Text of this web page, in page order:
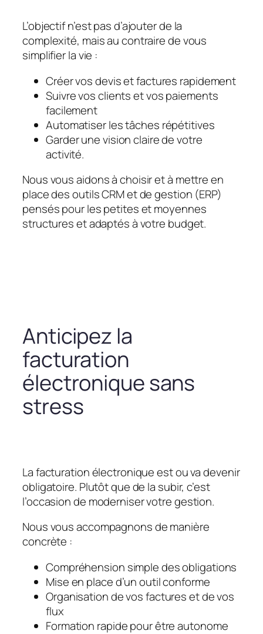
L’objectif n’est pas d’ajouter de la
complexité, mais au contraire de vous
simplifier la vie :
Créer vos devis et factures rapidement
Suivre vos clients et vos paiements
facilement
Automatiser les tâches répétitives
Garder une vision claire de votre
activité.
Nous vous aidons à choisir et à mettre en
place des outils CRM et de gestion (ERP)
pensés pour les petites et moyennes
structures et adaptés à votre budget.
Anticipez la
facturation
électronique sans
stress
La facturation électronique est ou va devenir
obligatoire. Plutôt que de la subir, c’est
l’occasion de moderniser votre gestion.
Nous vous accompagnons de manière
concrète :
Compréhension simple des obligations
Mise en place d’un outil conforme
Organisation de vos factures et de vos
flux
Formation rapide pour être autonome